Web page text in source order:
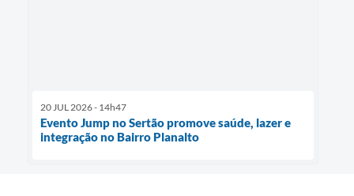
20 JUL 2026 - 14h47
Evento Jump no Sertão promove saúde, lazer e
integração no Bairro Planalto